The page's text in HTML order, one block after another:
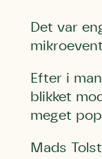
Det var
Efter i
blikket
meget
Mads